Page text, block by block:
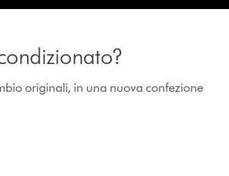
originali, in una nuova confezione